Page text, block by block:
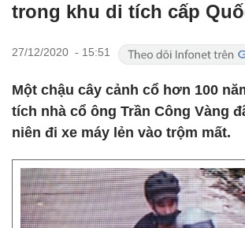
trong khu di tích cấp
27/12/2020 - 15:51
Một chậu cây cảnh cổ hơn 100
tích nhà cổ ông Trần Công Vàng
niên đi xe máy lẻn vào trộm mất.